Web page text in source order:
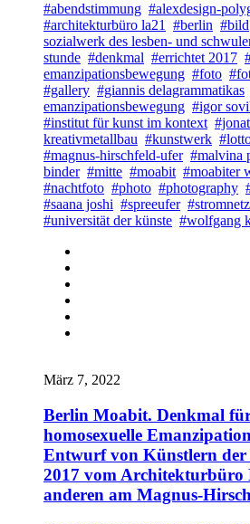
#abendstimmung #alexdesign-
#architekturbüro la21
#berlin #bild
sozialwerk des lesben- und
stunde #denkmal #errichtet 2017
emanzipationsbewegung #foto
#gallery #giannis delagrammatikas
emanzipationsbewegung #igor
#institut für kunst im kontext
kreativmetallbau #kunstwerk
#magnus-hirschfeld-ufer #malvina
binder #mitte #moabit #moabiter
#nachtfoto #photo #photography
#saana joshi #spreeufer
#universität der künste #wolfgang
März 7, 2022
Berlin Moabit. Denkmal
homosexuelle
Entwurf von Künstlern
2017 vom Architekturbüro
anderen am Magnus-